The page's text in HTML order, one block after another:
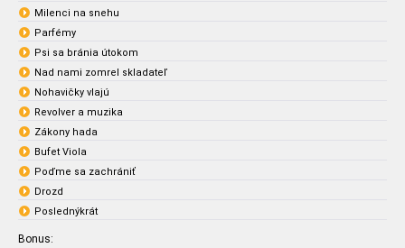
Milenci na snehu
Parfémy
Psi sa bránia útokom
Nad nami zomrel skladateľ
Nohavičky vlajú
Revolver a muzika
Zákony hada
Bufet Viola
Poďme sa zachrániť
Drozd
Poslednýkrát
Bonus: